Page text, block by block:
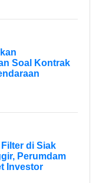
Soal Kontrak
di Siak
Perumdam
Investor